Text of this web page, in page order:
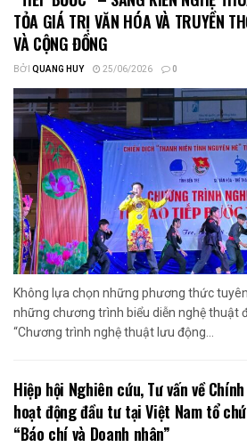
TỎA GIÁ TRỊ VĂN HÓA VÀ TRUYỀN
VÀ CỘNG ĐỒNG
BỞI QUANG HUY 25/06/2026 0
Không lựa chọn những phương thức
những chương trình biểu diễn nghệ thuật
“Chương trình nghệ thuật lưu động...
Hiệp hội Nghiên cứu, Tư vấn về
hoạt động đầu tư tại Việt Nam tổ
“Báo chí và Doanh nhân”